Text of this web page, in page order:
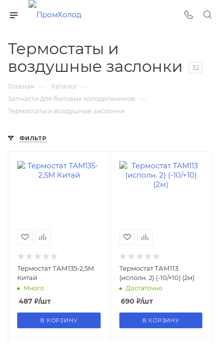
Термостаты и
воздушные заслонки
32
Главная — Каталог —
Запчасти для бытовых холодильников —
Термостаты и воздушные заслонки
ФИЛЬТР
Термостат ТАМ135-2,5М
Китай
Много
487 ₽/шт
В КОРЗИНУ
Термостат ТАМ113
(исполн. 2) (-10/+10) (2м)
Достаточно
690 ₽/шт
В КОРЗИНУ